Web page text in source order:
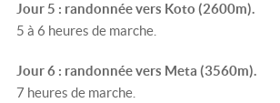
Jour 5 : randonnée vers Koto (2600m).
5 à 6 heures de marche.
Jour 6 : randonnée vers Meta (3560m).
7 heures de marche.